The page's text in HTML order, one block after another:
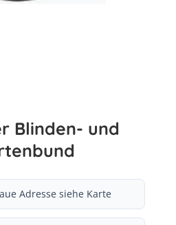
Blinden- und
Adresse siehe Karte